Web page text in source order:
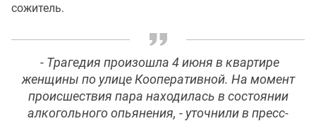
сожитель.
- Трагедия произошла 4 июня в квартире
женщины по улице Кооперативной. На момент
происшествия пара находилась в состоянии
алкогольного опьянения, - уточнили в пресс-